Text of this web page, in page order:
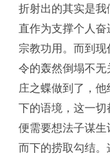
折射出的其实是
直作为支撑个人
宗教功用。而到
令的轰然倒塌不无
庄之蝶做到了，
下的语境，这一切
便需要想法子谋
而下的捞取勾结